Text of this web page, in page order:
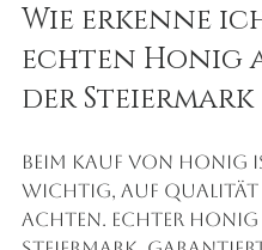
Wie erkenne
echten Honig
der Steiermark
Beim Kauf von Honig
wichtig, auf Qualität
achten. Echter Honig